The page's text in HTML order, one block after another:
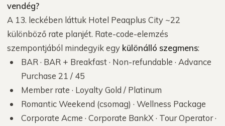
vendég?
A 13. leckében láttuk Hotel Peaqplus City ~22
különböző rate planjét. Rate-code-elemzés
szempontjából mindegyik egy különálló szegmens:
BAR · BAR + Breakfast · Non-refundable · Advance
Purchase 21 / 45
Member rate · Loyalty Gold / Platinum
Romantic Weekend (csomag) · Wellness Package
Corporate Acme · Corporate BankX · Tour Operator ·